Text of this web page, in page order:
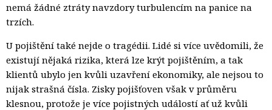
nemá žádné ztráty navzdory turbulencím na panice na
trzích.
U pojištění také nejde o tragédii. Lidé si více uvědomili, že
existují nějaká rizika, která lze krýt pojištěním, a tak
klientů ubylo jen kvůli uzavření ekonomiky, ale nejsou to
nijak strašná čísla. Zisky pojišťoven však v průměru
klesnou, protože je více pojistných událostí ať už kvůli